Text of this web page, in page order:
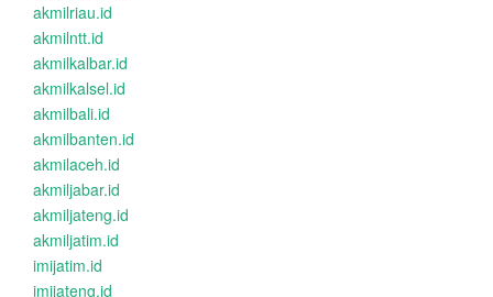
akmilriau.id
akmilntt.id
akmilkalbar.id
akmilkalsel.id
akmilbali.id
akmilbanten.id
akmilaceh.id
akmiljabar.id
akmiljateng.id
akmiljatim.id
imijatim.id
imijateng.id